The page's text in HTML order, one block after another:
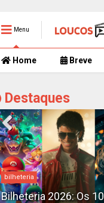
Menu
Home Breve
Destaques
bilheteria
Bilheteria 2026: Os